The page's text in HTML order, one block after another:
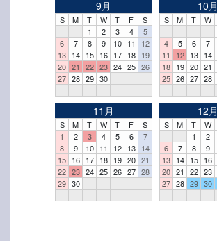
9月
S M T W T F
S
1
2 3 4
5
6
7 8 9 10 11
12
13 14 15 16 17 18 19
20 21 22 23 24 25 26
27 28 29 30
10月
S M T W
4
5 6 7
11
12 13 14
18 19 20 21
25 26 27 28
11月
S M T W T F
S
1
2 3 4 5 6
7
8
9 10 11 12 13 14
15 16 17 18 19 20 21
22 23 24 25 26 27 28
29 30
12月
S M T W
1
2
6
7 8 9
13 14 15 16
20 21 22 23
27 28 29 30